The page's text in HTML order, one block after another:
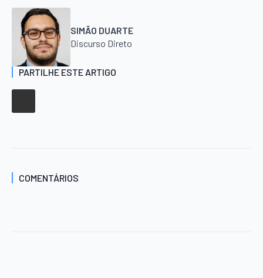
SIMÃO DUARTE
Discurso Direto
PARTILHE ESTE ARTIGO
COMENTÁRIOS